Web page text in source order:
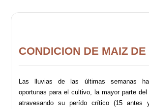
CONDICION DE MAIZ DE
Las lluvias de las últimas semanas
oportunas para el cultivo, la mayor parte
atravesando su perído crítico (15 antes